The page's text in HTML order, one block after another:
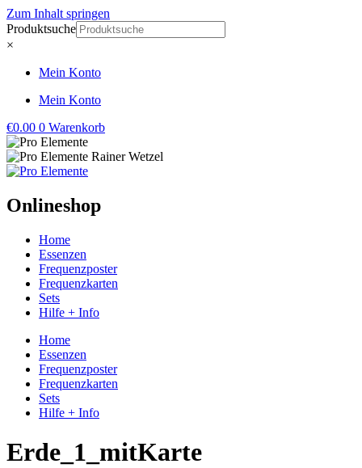
Zum Inhalt springen
Produktsuche
×
Mein Konto
Mein Konto
€0.00 0 Warenkorb
Onlineshop
Home
Essenzen
Frequenzposter
Frequenzkarten
Sets
Hilfe + Info
Home
Essenzen
Frequenzposter
Frequenzkarten
Sets
Hilfe + Info
Erde_1_mitKarte